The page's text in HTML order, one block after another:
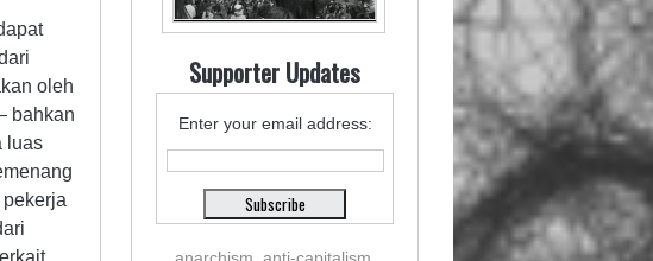
oleh
bahkan
luas
Supporter Updates
Enter your email address: